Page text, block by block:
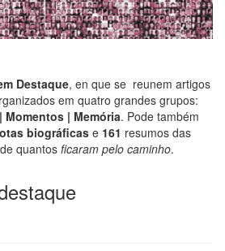
Destaque, en que se reunem artigos
em quatro grandes grupos:
Momentos | Memória. Pode também
biográficase 161 resumos das
quantos ficaram pelo caminho.